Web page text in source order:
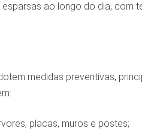
ao longo do dia, com
medidas preventivas,
placas, muros e postes;